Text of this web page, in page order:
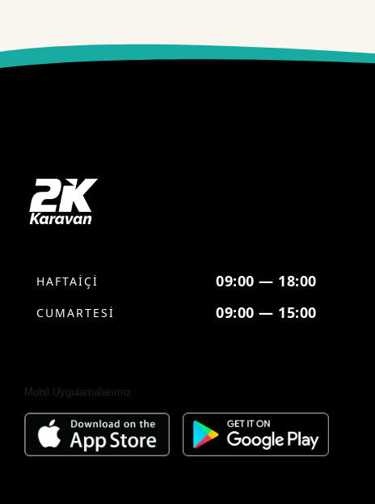
HAFTAİÇİ 09:00 — 18:00
CUMARTESİ 09:00 — 15:00
Mobil Uygulamalarımız